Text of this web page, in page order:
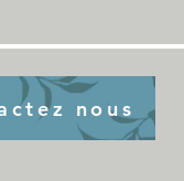
nous